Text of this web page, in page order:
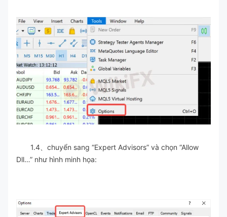
1.4、chuyển sang “Expert Advisors” và chọn “Allow
Dll…” như hình minh họa: